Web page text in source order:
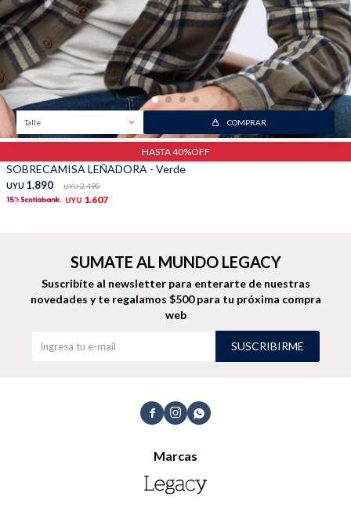
Talle COMPRAR
HASTA 40%OFF
SOBRECAMISA LEÑADORA - Verde
UYU 1.890 UYU 2.490
UYU 1.607
  
Marcas
SUMATE AL MUNDO LEGACY
Suscribíte al newsletter para enterarte de nuestras
novedades y te regalamos $500 para tu próxima compra
web
SUSCRIBIRME